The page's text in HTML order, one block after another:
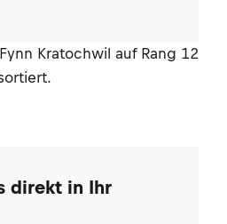
Kratochwil auf Rang 12
direkt in Ihr